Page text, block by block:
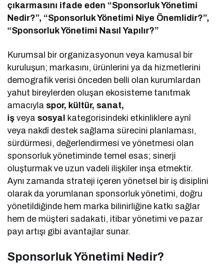
çıkarmasını ifade eden “Sponsorluk Yönetimi
Nedir?”, “Sponsorluk Yönetimi Niye Önemlidir?”,
“Sponsorluk Yönetimi Nasıl Yapılır?”
Kurumsal bir organizasyonun veya kamusal bir
kuruluşun; markasını, ürünlerini ya da hizmetlerini
demografik verisi önceden belli olan kurumlardan
yahut bireylerden oluşan ekosisteme tanıtmak
amacıyla spor, kültür, sanat,
iş veya sosyal kategorisindeki etkinliklere aynî
veya nakdî destek sağlama sürecini planlaması,
sürdürmesi, değerlendirmesi ve yönetmesi olan
sponsorluk yönetiminde temel esas; sinerji
oluşturmak ve uzun vadeli ilişkiler inşa etmektir.
Aynı zamanda strateji içeren yönetsel bir iş disiplini
olarak da yorumlanan sponsorluk yönetimi, doğru
yönetildiğinde hem marka bilinirliğine katkı sağlar
hem de müşteri sadakati, itibar yönetimi ve pazar
payı artışı gibi avantajlar sunar.
Sponsorluk Yönetimi Nedir?